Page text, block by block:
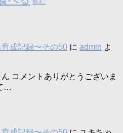
成記録〜その50 に admin よ
コメントありがとうございま
…